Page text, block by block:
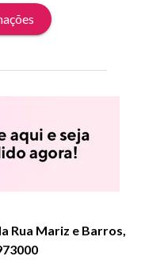
Rua Mariz e Barros,